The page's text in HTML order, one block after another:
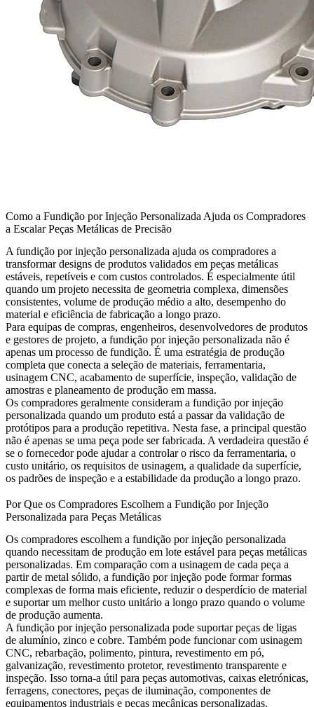
Como a Fundição por Injeção Personalizada Ajuda os Compradores
a Escalar Peças Metálicas de Precisão
A fundição por injeção personalizada ajuda os compradores a
transformar designs de produtos validados em peças metálicas
estáveis, repetíveis e com custos controlados. É especialmente útil
quando um projeto necessita de geometria complexa, dimensões
consistentes, volume de produção médio a alto, desempenho do
material e eficiência de fabricação a longo prazo.
Para equipas de compras, engenheiros, desenvolvedores de produtos
e gestores de projeto, a fundição por injeção personalizada não é
apenas um processo de fundição. É uma estratégia de produção
completa que conecta a seleção de materiais, ferramentaria,
usinagem CNC, acabamento de superfície, inspeção, validação de
amostras e planeamento de produção em massa.
Os compradores geralmente consideram a fundição por injeção
personalizada quando um produto está a passar da validação de
protótipos para a produção repetitiva. Nesta fase, a principal questão
não é apenas se uma peça pode ser fabricada. A verdadeira questão é
se o fornecedor pode ajudar a controlar o risco da ferramentaria, o
custo unitário, os requisitos de usinagem, a qualidade da superfície,
os padrões de inspeção e a estabilidade da produção a longo prazo.
Por Que os Compradores Escolhem a Fundição por Injeção
Personalizada para Peças Metálicas
Os compradores escolhem a fundição por injeção personalizada
quando necessitam de produção em lote estável para peças metálicas
personalizadas. Em comparação com a usinagem de cada peça a
partir de metal sólido, a fundição por injeção pode formar formas
complexas de forma mais eficiente, reduzir o desperdício de material
e suportar um melhor custo unitário a longo prazo quando o volume
de produção aumenta.
A fundição por injeção personalizada pode suportar peças de ligas
de alumínio, zinco e cobre. Também pode funcionar com usinagem
CNC, rebarbação, polimento, pintura, revestimento em pó,
galvanização, revestimento protetor, revestimento transparente e
inspeção. Isso torna-a útil para peças automotivas, caixas eletrónicas,
ferragens, conectores, peças de iluminação, componentes de
equipamentos industriais e peças mecânicas personalizadas.